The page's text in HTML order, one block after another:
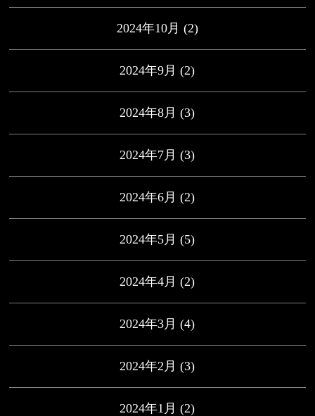
2024年10月 (2)
2024年9月 (2)
2024年8月 (3)
2024年7月 (3)
2024年6月 (2)
2024年5月 (5)
2024年4月 (2)
2024年3月 (4)
2024年2月 (3)
2024年1月 (2)